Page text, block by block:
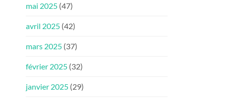
mai 2025 (47)
avril 2025 (42)
mars 2025 (37)
février 2025 (32)
janvier 2025 (29)